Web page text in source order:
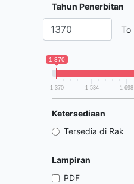
Tahun Penerbitan
To
1 370
1 370 1 534 1 698
Ketersediaan
Tersedia di Rak
Lampiran
PDF